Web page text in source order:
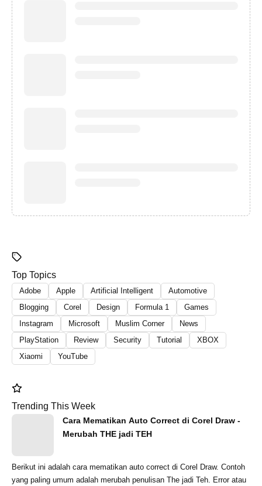
Top Topics
Adobe Apple Artificial Intelligent
Automotive
Blogging
Corel Design Formula 1
Games
Instagram
Microsoft Muslim Corner
News
PlayStation
Review Security Tutorial
XBOX
Xiaomi
YouTube
Trending This Week
Cara Mematikan Auto Correct di Corel Draw -
Merubah THE jadi TEH
Berikut ini adalah cara mematikan auto correct di Corel Draw. Contoh
yang paling umum adalah merubah penulisan The jadi Teh. Error atau